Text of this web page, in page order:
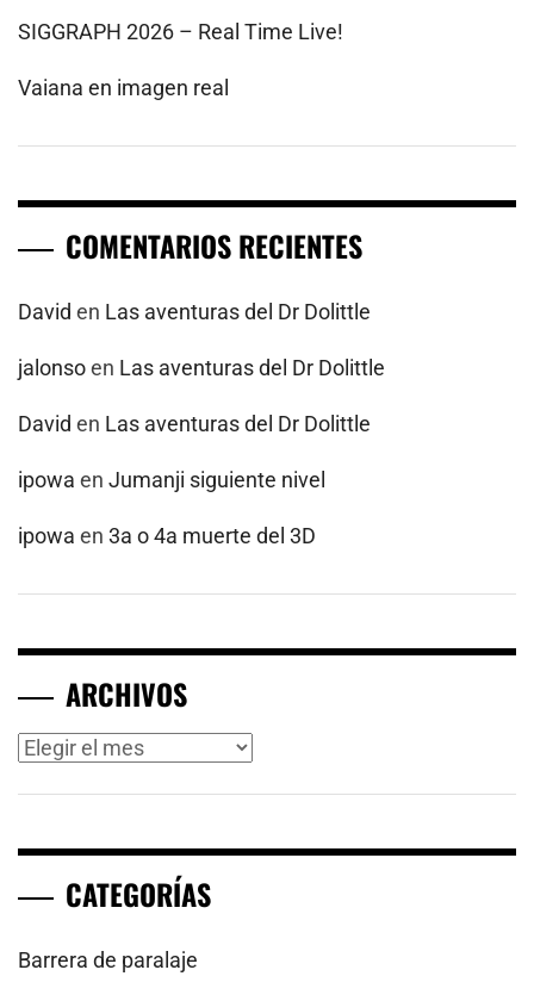
SIGGRAPH 2026 – Real Time Live!
Vaiana en imagen real
COMENTARIOS RECIENTES
David en Las aventuras del Dr Dolittle
jalonsoen Las aventuras del Dr Dolittle
David en Las aventuras del Dr Dolittle
ipowa en Jumanji siguiente nivel
ipowa en 3a o 4a muerte del 3D
ARCHIVOS
Archivos
CATEGORÍAS
Barrera de paralaje